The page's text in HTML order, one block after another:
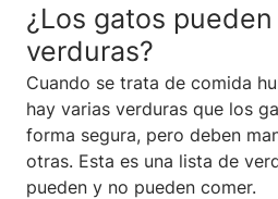
¿Los gatos
verduras?
Cuando se trata de comida
hay varias verduras que los
forma segura, pero deben
otras. Esta es una lista de
pueden y no pueden comer.